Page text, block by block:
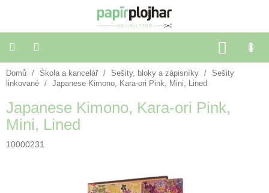
KOŠÍK
Balení
dárků
Dekorace
a
doplňky
Domů / Škola a kancelář / Sešity, bloky a zápisníky /
Sešity
linkované
/ Japanese Kimono, Kara-ori Pink, Mini, Lined
Japanese Kimono, Kara-ori Pink,
Mini, Lined
10000231